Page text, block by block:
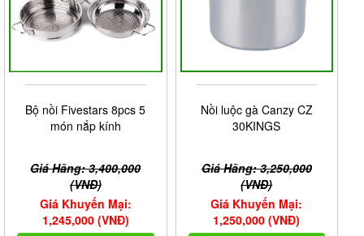
Bộ nồi Fivestars 8pcs 5
món nắp kính
Giá Hãng: 3,400,000
(VNĐ)
Giá Khuyến Mại:
1,245,000 (VNĐ)
Nồi luộc gà Canzy CZ
30KINGS
Giá Hãng: 3,250,000
(VNĐ)
Giá Khuyến Mại:
1,250,000 (VNĐ)